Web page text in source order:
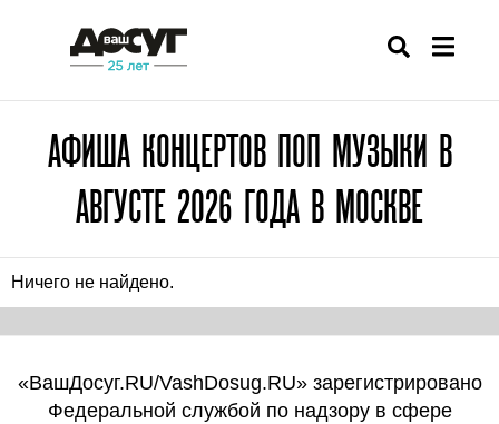
АФИША КОНЦЕРТОВ ПОП МУЗЫКИ В
АВГУСТЕ 2026 ГОДА В МОСКВЕ
Ничего не найдено.
«ВашДосуг.RU/VashDosug.RU» зарегистрировано
Федеральной службой по надзору в сфере